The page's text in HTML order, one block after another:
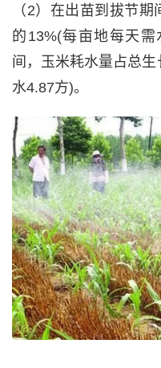
（2）在出苗到拔节
的13%(每亩地每天
间，玉米耗水量占总
水4.87方)。